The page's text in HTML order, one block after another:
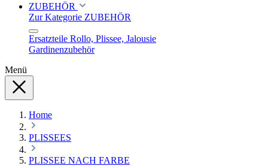
ZUBEHÖR
Zur Kategorie ZUBEHÖR
Ersatzteile Rollo, Plissee, Jalousie
Gardinenzubehör
Menü
Home
PLISSEES
PLISSEE NACH FARBE